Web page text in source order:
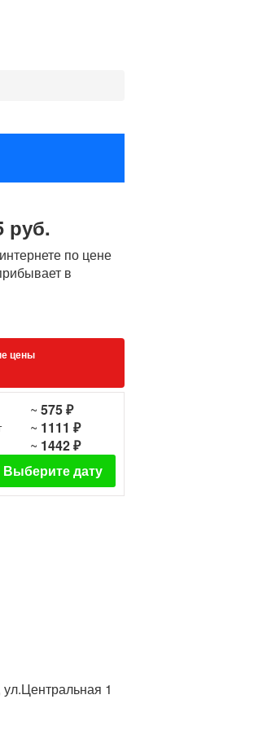
руб.
по цене
в
цены
~ 575 ₽
~ 1111 ₽
~ 1442 ₽
Выберите дату
1